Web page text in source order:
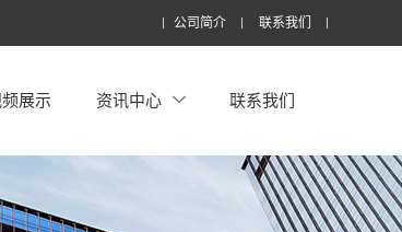
公司简介 联系我们
展示 资讯中心 联系我们